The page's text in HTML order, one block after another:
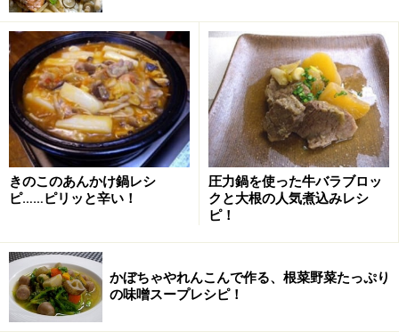
ピリ辛豆煮込みの作り方・手順
■ピリ辛豆の煮込み
1
ニンニク、玉ねぎ、豚バラ肉を炒める
豚バラ肉は塊を使い粗みじん切りにします。鍋にオリー
ブオイルとニンニクを入れ中火にかけ、さっと炒めたら
玉ねぎを加え炒めます。次に豚バラ肉を加え炒めます。
きのこのあんかけ鍋レシ
ピ……ピリッと辛い！
圧力鍋を使った牛バラブロッ
クと大根の人気煮込みレシ
ピ！
かぼちゃやれんこんで作る、根菜野菜たっぷり
の味噌スープレシピ！